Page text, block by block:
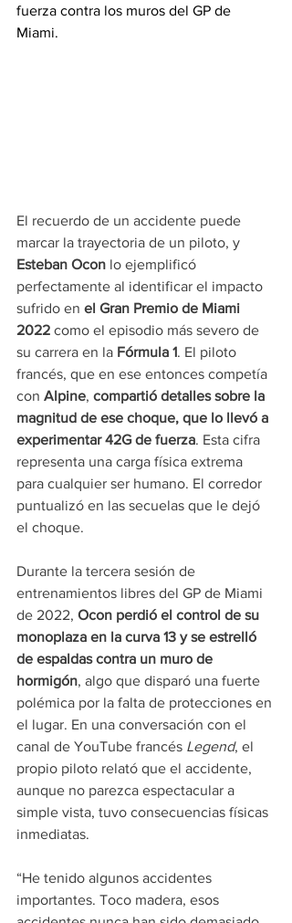
fuerza contra los muros del GP de
Miami.
El recuerdo de un accidente puede
marcar la trayectoria de un piloto, y
Esteban Ocon lo ejemplificó
perfectamente al identificar el impacto
sufrido en el Gran Premio de Miami
2022 como el episodio más severo de
su carrera en la Fórmula 1. El piloto
francés, que en ese entonces competía
con Alpine, compartió detalles sobre la
magnitud de ese choque, que lo llevó a
experimentar 42G de fuerza. Esta cifra
representa una carga física extrema
para cualquier ser humano. El corredor
puntualizó en las secuelas que le dejó
el choque.
Durante la tercera sesión de
entrenamientos libres del GP de Miami
de 2022, Ocon perdió el control de su
monoplaza en la curva 13 y se estrelló
de espaldas contra un muro de
hormigón, algo que disparó una fuerte
polémica por la falta de protecciones en
el lugar. En una conversación con el
canal de YouTube francés Legend, el
propio piloto relató que el accidente,
aunque no parezca espectacular a
simple vista, tuvo consecuencias físicas
inmediatas.
“He tenido algunos accidentes
importantes. Toco madera, esos